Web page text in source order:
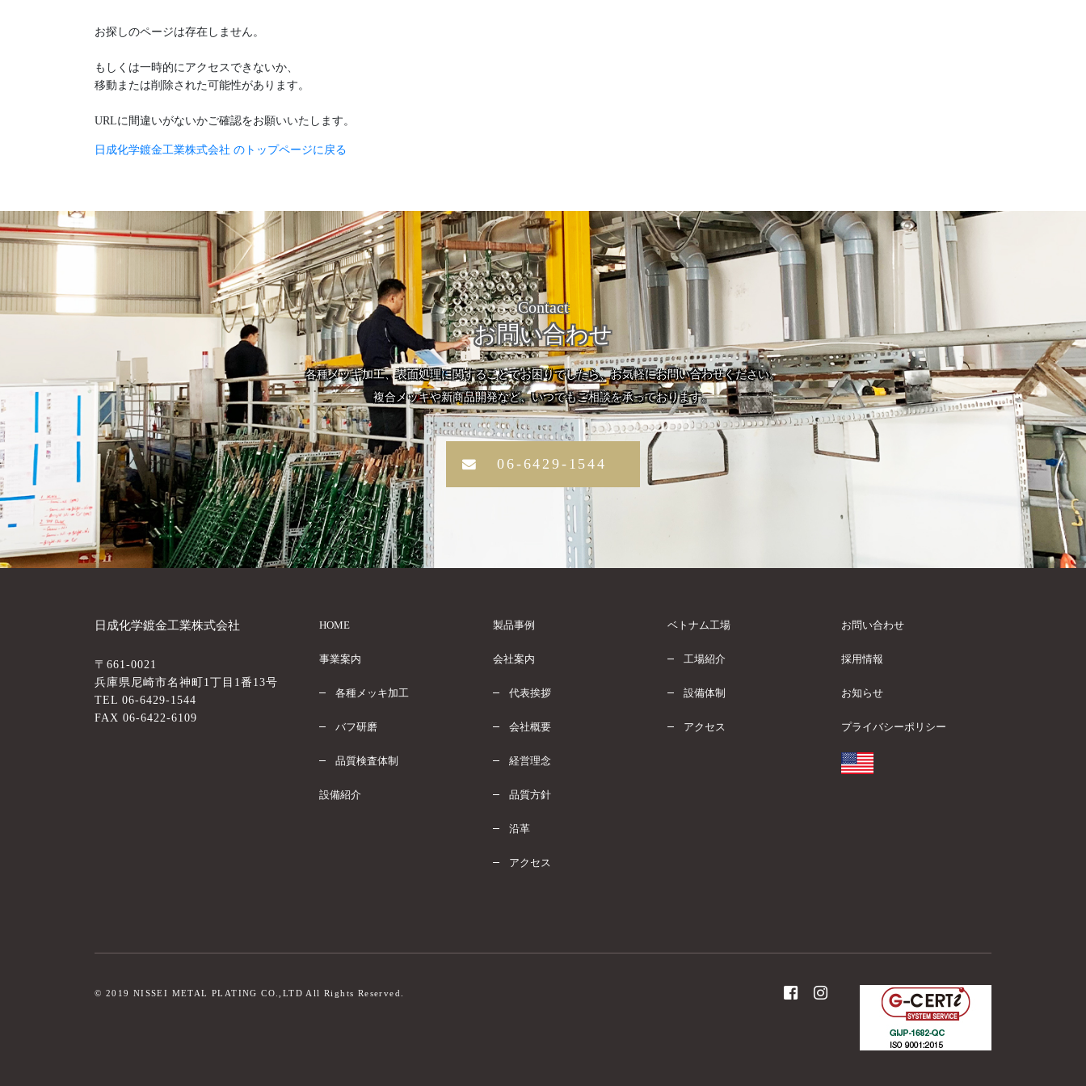
お探しのページは存在しません。
もしくは一時的にアクセスできないか、
移動または削除された可能性があります。
URLに間違いがないかご確認をお願いいたします。
日成化学鍍金工業株式会社 のトップページに戻る
Contact
お問い合わせ
各種メッキ加工、表面処理に関することでお困りでしたら、お気軽にお問い合わせください。
複合メッキや新商品開発など、いつでもご相談を承っております。
06-6429-1544
日成化学鍍金工業株式会社
〒661-0021
兵庫県尼崎市名神町1丁目1番13号
TEL 06-6429-1544
FAX 06-6422-6109
HOME
事業案内
各種メッキ加工
バフ研磨
品質検査体制
設備紹介
製品事例
会社案内
代表挨拶
会社概要
経営理念
品質方針
沿革
アクセス
ベトナム工場
工場紹介
設備体制
アクセス
お問い合わせ
採用情報
お知らせ
プライバシーポリシー
© 2019 NISSEI METAL PLATING CO.,LTD All Rights Reserved.